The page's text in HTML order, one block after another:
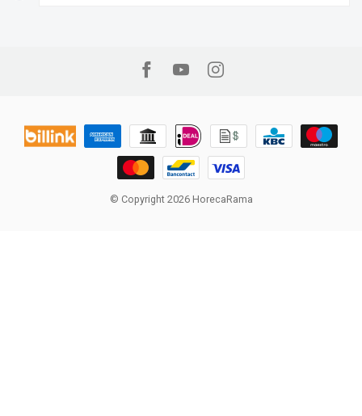
© Copyright 2026 HorecaRama